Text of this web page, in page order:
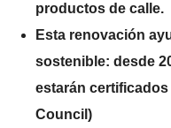
productos de calle.
Esta renovación
sostenible: desde
estarán
Council)